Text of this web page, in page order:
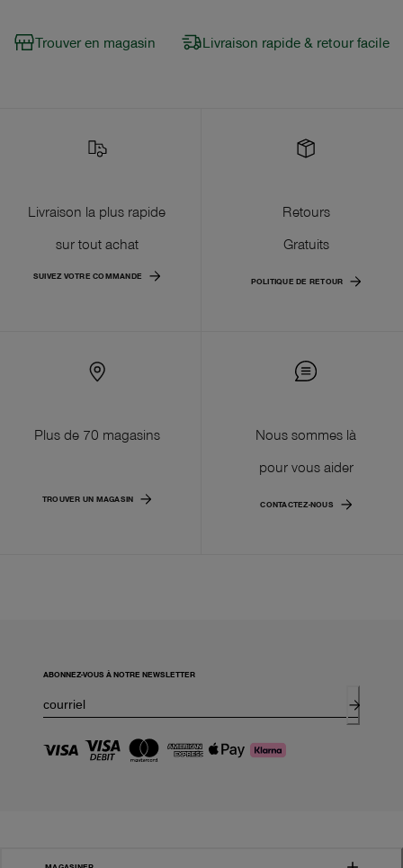
Trouver en magasin Livraison rapide & retour facile
Livraison la plus rapide
sur tout achat
SUIVEZ VOTRE COMMANDE
Retours
Gratuits
POLITIQUE DE RETOUR
Plus de 70 magasins
TROUVER UN MAGASIN
Nous sommes là
pour vous aider
CONTACTEZ-NOUS
ABONNEZ-VOUS À NOTRE NEWSLETTER